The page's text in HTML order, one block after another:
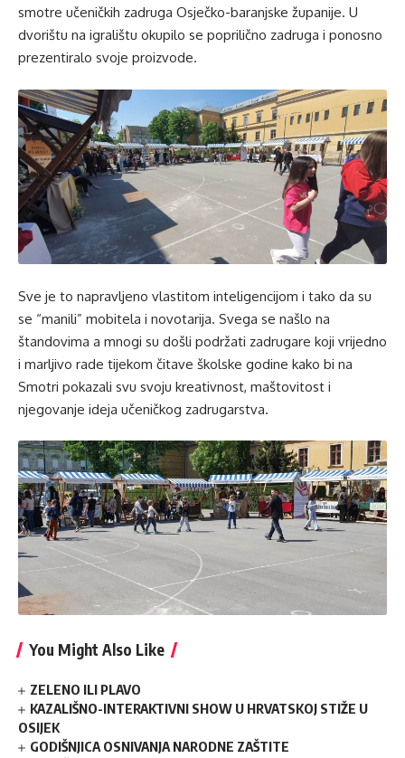
smotre učeničkih zadruga Osječko-baranjske županije. U
dvorištu na igralištu okupilo se poprilično zadruga i ponosno
prezentiralo svoje proizvode.
Sve je to napravljeno vlastitom inteligencijom i tako da su
se “manili” mobitela i novotarija. Svega se našlo na
štandovima a mnogi su došli podržati zadrugare koji vrijedno
i marljivo rade tijekom čitave školske godine kako bi na
Smotri pokazali svu svoju kreativnost, maštovitost i
njegovanje ideja učeničkog zadrugarstva.
You Might Also Like
ZELENO ILI PLAVO
KAZALIŠNO-INTERAKTIVNI SHOW U HRVATSKOJ STIŽE U
OSIJEK
GODIŠNJICA OSNIVANJA NARODNE ZAŠTITE